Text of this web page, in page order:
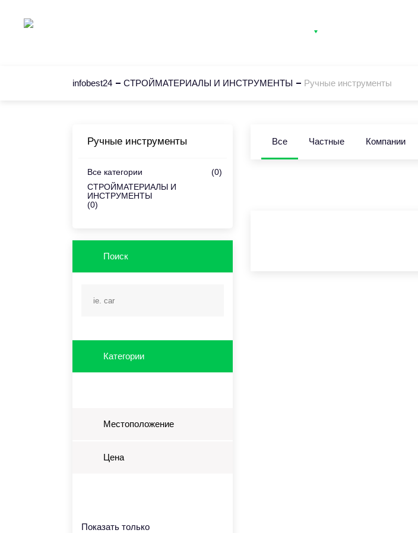
infobest24 СТРОЙМАТЕРИАЛЫ И ИНСТРУМЕНТЫ Ручные инструменты
Ручные инструменты
Все категории
(0)
СТРОЙМАТЕРИАЛЫ И
ИНСТРУМЕНТЫ
(0)
Поиск
Категории
Местоположение
Цена
Показать только
Все Частные Компании